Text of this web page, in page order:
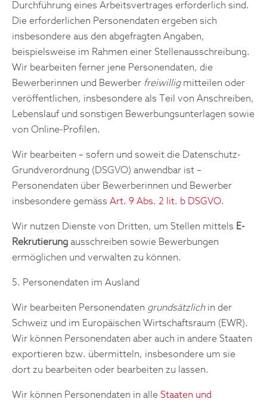
Durchführung eines Arbeitsvertrages erforderlich sind.
Die erforderlichen Personendaten ergeben sich
insbesondere aus den abgefragten Angaben,
beispielsweise im Rahmen einer Stellenausschreibung.
Wir bearbeiten ferner jene Personendaten, die
Bewerberinnen und Bewerber freiwilligmitteilen oder
veröffentlichen, insbesondere als Teil von Anschreiben,
Lebenslauf und sonstigen Bewerbungsunterlagen sowie
von Online-Profilen.
Wir bearbeiten – sofern und soweit die Datenschutz-
Grundverordnung (DSGVO) anwendbar ist –
Personendaten über Bewerberinnen und Bewerber
insbesondere gemäss Art. 9 Abs. 2 lit. b DSGVO.
Wir nutzen Dienste von Dritten, um Stellen mittels E-
Rekrutierung ausschreiben sowie Bewerbungen
ermöglichen und verwalten zu können.
5. Personendaten im Ausland
Wir bearbeiten Personendaten grundsätzlichin der
Schweiz und im Europäischen Wirtschaftsraum (EWR).
Wir können Personendaten aber auch in andere Staaten
exportieren bzw. übermitteln, insbesondere um sie
dort zu bearbeiten oder bearbeiten zu lassen.
Wir können Personendaten in alle Staaten und